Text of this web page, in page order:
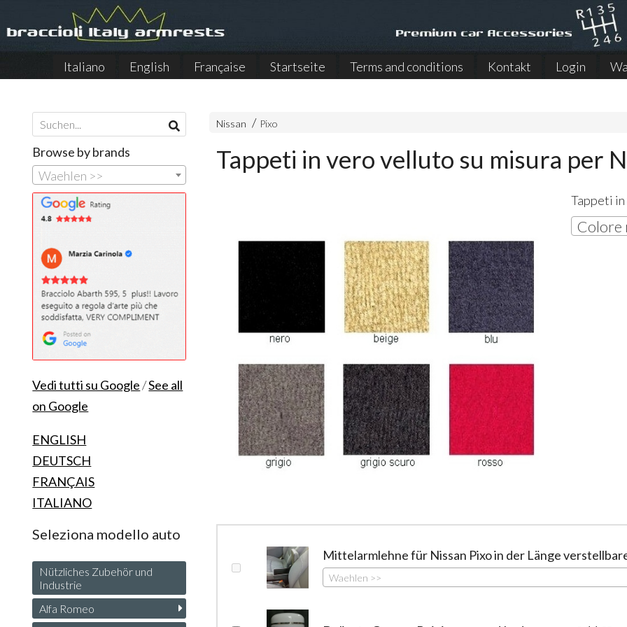
Italiano English Française Startseite Terms and conditions Kontakt Login
Nissan Pixo
Tappeti in vero velluto su misura per
Tappeti
Colore
Mittelarmlehne für Nissan Pixo in der Länge
Waehlen >>
Browse by brands
Waehlen >>
Vedi tutti su Google/See all
on Google
ENGLISH
DEUTSCH
FRANÇAIS
ITALIANO
Seleziona modello auto
Nützliches Zubehör und
Industrie
Alfa Romeo